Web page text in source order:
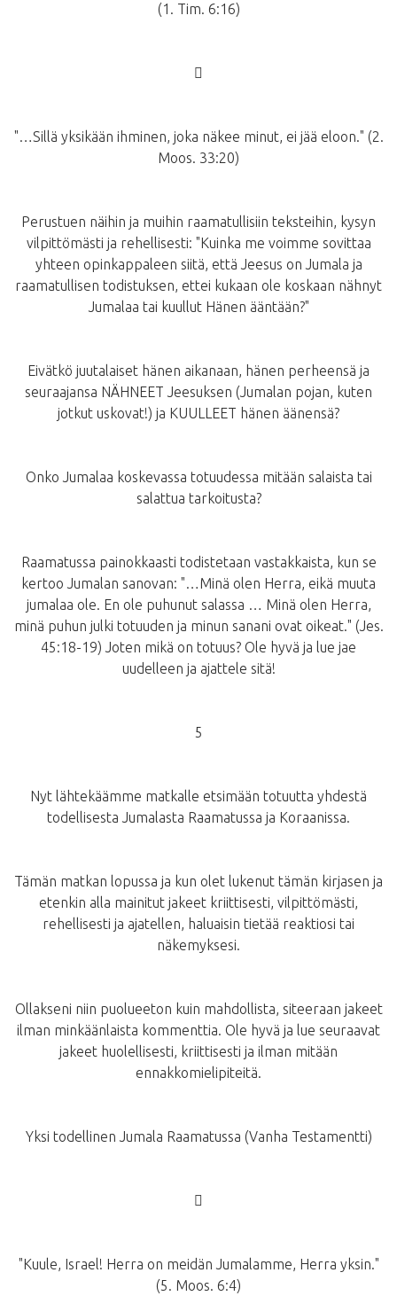
(1. Tim. 6:16)
􀂙
"…Sillä yksikään ihminen, joka näkee minut, ei jää eloon." (2.
Moos. 33:20)
Perustuen näihin ja muihin raamatullisiin teksteihin, kysyn
vilpittömästi ja rehellisesti: "Kuinka me voimme sovittaa
yhteen opinkappaleen siitä, että Jeesus on Jumala ja
raamatullisen todistuksen, ettei kukaan ole koskaan nähnyt
Jumalaa tai kuullut Hänen ääntään?"
Eivätkö juutalaiset hänen aikanaan, hänen perheensä ja
seuraajansa NÄHNEET Jeesuksen (Jumalan pojan, kuten
jotkut uskovat!) ja KUULLEET hänen äänensä?
Onko Jumalaa koskevassa totuudessa mitään salaista tai
salattua tarkoitusta?
Raamatussa painokkaasti todistetaan vastakkaista, kun se
kertoo Jumalan sanovan: "…Minä olen Herra, eikä muuta
jumalaa ole. En ole puhunut salassa … Minä olen Herra,
minä puhun julki totuuden ja minun sanani ovat oikeat." (Jes.
45:18-19) Joten mikä on totuus? Ole hyvä ja lue jae
uudelleen ja ajattele sitä!
5
Nyt lähtekäämme matkalle etsimään totuutta yhdestä
todellisesta Jumalasta Raamatussa ja Koraanissa.
Tämän matkan lopussa ja kun olet lukenut tämän kirjasen ja
etenkin alla mainitut jakeet kriittisesti, vilpittömästi,
rehellisesti ja ajatellen, haluaisin tietää reaktiosi tai
näkemyksesi.
Ollakseni niin puolueeton kuin mahdollista, siteeraan jakeet
ilman minkäänlaista kommenttia. Ole hyvä ja lue seuraavat
jakeet huolellisesti, kriittisesti ja ilman mitään
ennakkomielipiteitä.
Yksi todellinen Jumala Raamatussa (Vanha Testamentti)
􀂙
"Kuule, Israel! Herra on meidän Jumalamme, Herra yksin."
(5. Moos. 6:4)